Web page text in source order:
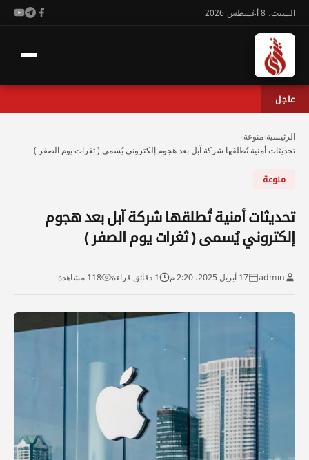
السبت، 8 أغسطس 2026
عاجل
الرئيسية منوعة
تحديثات أمنية تُطلقها شركة آبل بعد هجوم إلكتروني يُسمى ( ثغرات يوم الصفر )
منوعة
تحديثات أمنية تُطلقها شركة آبل بعد هجوم
إلكتروني يُسمى ( ثغرات يوم الصفر )
admin 17 أبريل 2025، 2:20 م 1 دقائق قراءة 118 مشاهدة